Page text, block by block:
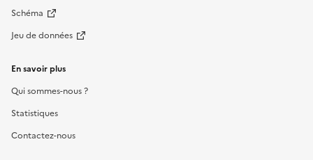
Schéma
Jeu de données
En savoir plus
Qui sommes-nous ?
Statistiques
Contactez-nous